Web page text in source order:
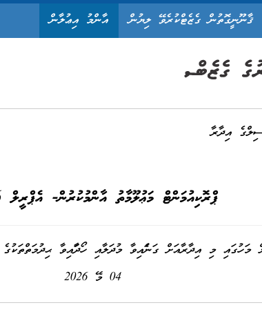
ޤާނޫނީގޮތުން ގެޒެޓްކުރެވޭ ލިޔުން އާންމު އިޢުލާން
އިދާރާ
ޕްރޮކިއުމަންޓް މަޢުލޫމާތު އާންމުކުރުން- އެޕްރީލް 2026
04 މޭ 2026